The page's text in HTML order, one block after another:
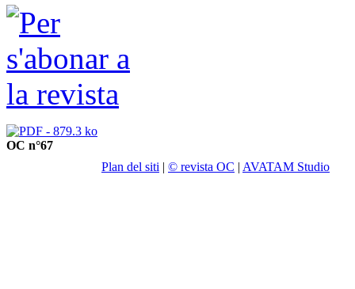
OC n°67
Plan del siti | © revista OC | AVATAM Studio